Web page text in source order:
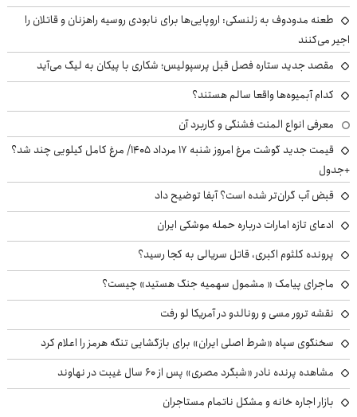
طعنه مدودوف به زلنسکی: اروپایی‌ها برای نابودی روسیه راهزنان و قاتلان را
اجیر می‌کنند
مقصد جدید ستاره فصل قبل پرسپولیس؛ شکاری با پیکان به لیگ می‌آید
کدام آبمیوه‌ها واقعا سالم هستند؟
معرفی انواع المنت فشنگی و کاربرد آن
قیمت جدید گوشت مرغ امروز شنبه ۱۷ مرداد ۱۴۰۵/ مرغ کامل کیلویی چند شد؟
+جدول
قبض آب گران‌تر شده است؟ آبفا توضیح داد
ادعای تازه امارات درباره حمله موشکی ایران
پرونده کلثوم اکبری، قاتل سریالی به کجا رسید؟
ماجرای پیامک « مشمول سهمیه جنگ هستید» چیست؟
نقشه ترور مسی و رونالدو در آمریکا لو رفت
سخنگوی سپاه «شرط اصلی ایران» برای بازگشایی تنگه هرمز را اعلام کرد
مشاهده پرنده نادر «شبگرد مصری» پس از ۶۰ سال غیبت در نهاوند
بازار اجاره خانه و مشکل ناتمام مستاجران